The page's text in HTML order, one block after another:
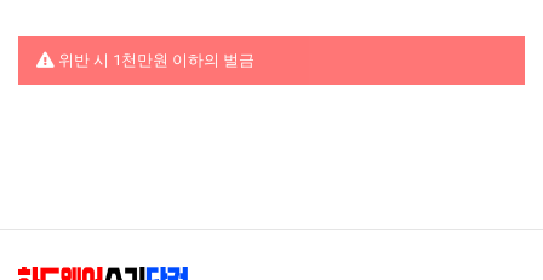
위반 시 1천만원 이하의 벌금